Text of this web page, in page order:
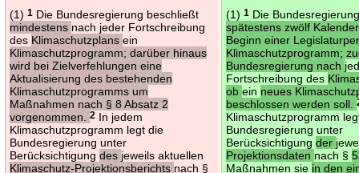
(1)1 Die Bundesregierung beschließt
mindestens nach jeder Fortschreibung
des Klimaschutzplansein
Klimaschutzprogramm; darüber hinaus
wird bei Zielverfehlungen eine
Aktualisierung des bestehenden
Klimaschutzprogramms um
Maßnahmen nach § 8 Absatz 2
vorgenommen.2 In jedem
Klimaschutzprogramm legt die
Bundesregierung unter
Berücksichtigungdes jeweils aktuellen
Klimaschutz-Projektionsberichts nach §
(1)1 Die
spätestens zwölf
Beginn einer
Klimaschutzprogramm;
Bundesregierung nach
Fortschreibung des
obein neues
beschlossen werden soll.
Klimaschutzprogramm
Bundesregierung unter
Berücksichtigungder
Projektionsdaten nach §
Maßnahmen sie in den